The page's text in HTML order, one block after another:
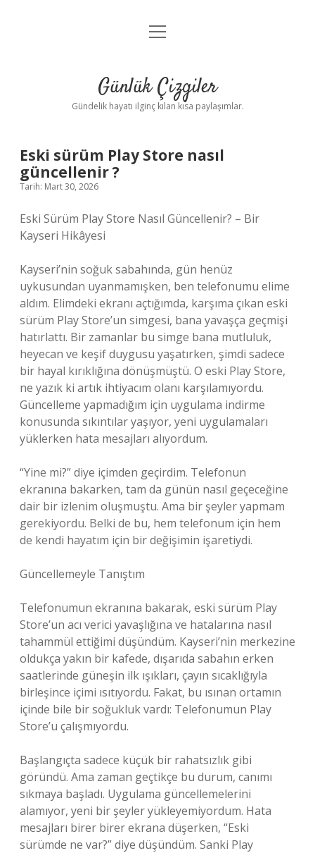
Anasayfa
Yasal Uyarı
menüyü
Günlük Çizgiler
Gündelik hayatı ilginç kılan kısa paylaşımlar.
Eski sürüm Play Store nasıl
güncellenir ?
Tarih: Mart 30, 2026
Eski Sürüm Play Store Nasıl Güncellenir? – Bir
Kayseri Hikâyesi
Kayseri’nin soğuk sabahında, gün henüz
uykusundan uyanmamışken, ben telefonumu elime
aldım. Elimdeki ekranı açtığımda, karşıma çıkan eski
sürüm Play Store’un simgesi, bana yavaşça geçmişi
hatırlattı. Bir zamanlar bu simge bana mutluluk,
heyecan ve keşif duygusu yaşatırken, şimdi sadece
bir hayal kırıklığına dönüşmüştü. O eski Play Store,
ne yazık ki artık ihtiyacım olanı karşılamıyordu.
Güncelleme yapmadığım için uygulama indirme
konusunda sıkıntılar yaşıyor, yeni uygulamaları
yüklerken hata mesajları alıyordum.
“Yine mi?” diye içimden geçirdim. Telefonun
ekranına bakarken, tam da günün nasıl geçeceğine
dair bir izlenim oluşmuştu. Ama bir şeyler yapmam
gerekiyordu. Belki de bu, hem telefonum için hem
de kendi hayatım için bir değişimin işaretiydi.
Güncellemeyle Tanıştım
Telefonumun ekranına bakarak, eski sürüm Play
Store’un acı verici yavaşlığına ve hatalarına nasıl
tahammül ettiğimi düşündüm. Kayseri’nin merkezine
oldukça yakın bir kafede, dışarıda sabahın erken
saatlerinde güneşin ilk ışıkları, çayın sıcaklığıyla
birleşince içimi ısıtıyordu. Fakat, bu ısınan ortamın
içinde bile bir soğukluk vardı: Telefonumun Play
Store’u çalışmıyordu.
Başlangıçta sadece küçük bir rahatsızlık gibi
göründü. Ama zaman geçtikçe bu durum, canımı
sıkmaya başladı. Uygulama güncellemelerini
alamıyor, yeni bir şeyler yükleyemiyordum. Hata
mesajları birer birer ekrana düşerken, “Eski
sürümde ne var?” diye düşündüm. Sanki Play